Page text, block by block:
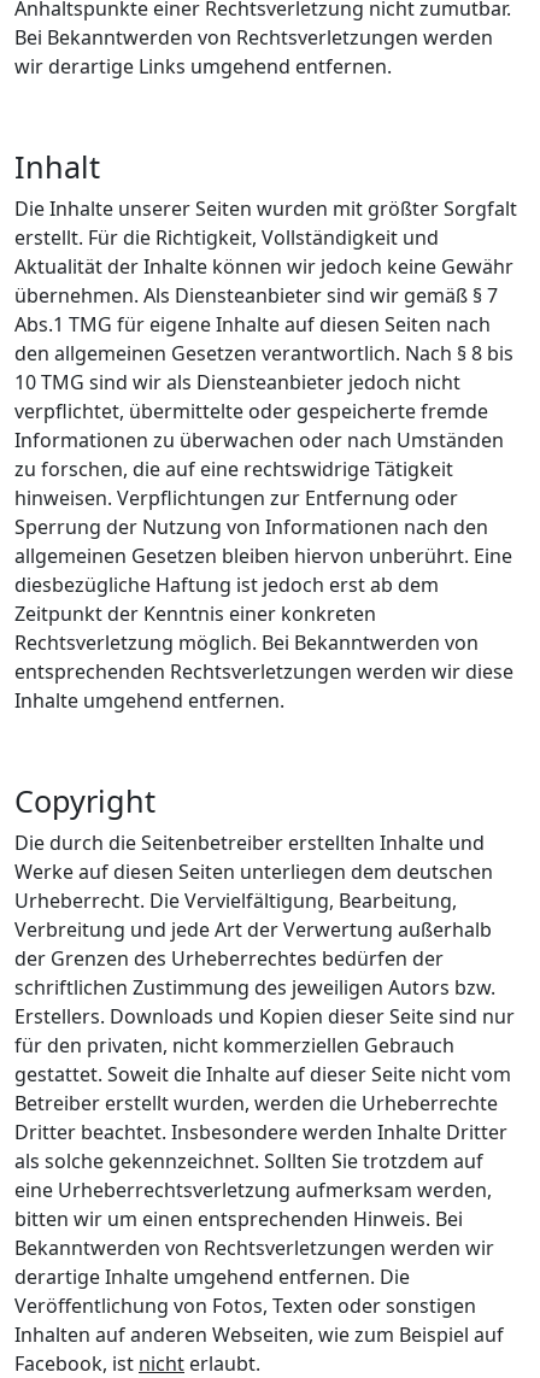
Anhaltspunkte einer Rechtsverletzung nicht zumutbar.
Bei Bekanntwerden von Rechtsverletzungen werden
wir derartige Links umgehend entfernen.
Inhalt
Die Inhalte unserer Seiten wurden mit größter Sorgfalt
erstellt. Für die Richtigkeit, Vollständigkeit und
Aktualität der Inhalte können wir jedoch keine Gewähr
übernehmen. Als Diensteanbieter sind wir gemäß § 7
Abs.1 TMG für eigene Inhalte auf diesen Seiten nach
den allgemeinen Gesetzen verantwortlich. Nach § 8 bis
10 TMG sind wir als Diensteanbieter jedoch nicht
verpflichtet, übermittelte oder gespeicherte fremde
Informationen zu überwachen oder nach Umständen
zu forschen, die auf eine rechtswidrige Tätigkeit
hinweisen. Verpflichtungen zur Entfernung oder
Sperrung der Nutzung von Informationen nach den
allgemeinen Gesetzen bleiben hiervon unberührt. Eine
diesbezügliche Haftung ist jedoch erst ab dem
Zeitpunkt der Kenntnis einer konkreten
Rechtsverletzung möglich. Bei Bekanntwerden von
entsprechenden Rechtsverletzungen werden wir diese
Inhalte umgehend entfernen.
Copyright
Die durch die Seitenbetreiber erstellten Inhalte und
Werke auf diesen Seiten unterliegen dem deutschen
Urheberrecht. Die Vervielfältigung, Bearbeitung,
Verbreitung und jede Art der Verwertung außerhalb
der Grenzen des Urheberrechtes bedürfen der
schriftlichen Zustimmung des jeweiligen Autors bzw.
Erstellers. Downloads und Kopien dieser Seite sind nur
für den privaten, nicht kommerziellen Gebrauch
gestattet. Soweit die Inhalte auf dieser Seite nicht vom
Betreiber erstellt wurden, werden die Urheberrechte
Dritter beachtet. Insbesondere werden Inhalte Dritter
als solche gekennzeichnet. Sollten Sie trotzdem auf
eine Urheberrechtsverletzung aufmerksam werden,
bitten wir um einen entsprechenden Hinweis. Bei
Bekanntwerden von Rechtsverletzungen werden wir
derartige Inhalte umgehend entfernen. Die
Veröffentlichung von Fotos, Texten oder sonstigen
Inhalten auf anderen Webseiten, wie zum Beispiel auf
Facebook, ist nicht erlaubt.